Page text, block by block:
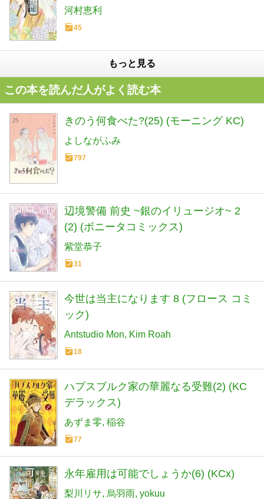
クス)
河村恵利
45
もっと見る
この本を読んだ人がよく読む本
きのう何食べた?(25) (モーニング KC)
よしながふみ
797
辺境警備 前史 ~銀のイリュージオ~ 2
(2) (ボニータコミックス)
紫堂恭子
31
今世は当主になります 8 (フロース コミ
ック)
Antstudio Mon Kim Roah
18
ハプスブルク家の華麗なる受難(2) (KC
デラックス)
あずま零 稲谷
77
永年雇用は可能でしょうか(6) (KCx)
梨川リサ 烏羽雨 yokuu